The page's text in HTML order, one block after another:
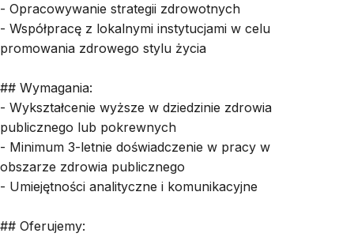
- Opracowywanie strategii zdrowotnych
- Współpracę z lokalnymi instytucjami w celu
promowania zdrowego stylu życia
## Wymagania:
- Wykształcenie wyższe w dziedzinie zdrowia
publicznego lub pokrewnych
- Minimum 3-letnie doświadczenie w pracy w
obszarze zdrowia publicznego
- Umiejętności analityczne i komunikacyjne
## Oferujemy: